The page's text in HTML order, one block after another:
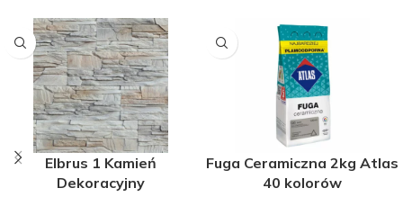
Elbrus 1 Kamień
Dekoracyjny
Fuga Ceramiczna 2kg Atlas
40 kolorów